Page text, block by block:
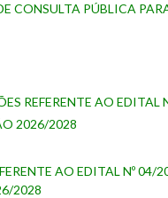
CONSULTA PÚBLICA
REFERENTE AO
2026/2028
AO EDITAL Nº 04/
2028